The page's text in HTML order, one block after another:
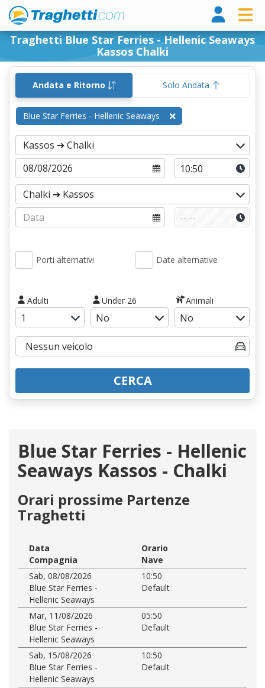
Traghetti Blue Star Ferries - Hellenic Seaways
Kassos Chalki
Andata e Ritorno Solo Andata
Blue Star Ferries - Hellenic Seaways
Porti alternativi Date alternative
Adulti Under 26 Animali
CERCA
Blue Star Ferries - Hellenic
Seaways Kassos - Chalki
Orari prossime Partenze
Traghetti
Data
Orario
Compagnia
Nave
Sab, 08/08/2026
10:50
Blue Star Ferries -
Hellenic Seaways
Default
Mar, 11/08/2026
05:50
Blue Star Ferries -
Hellenic Seaways
Default
Sab, 15/08/2026
10:50
Blue Star Ferries -
Hellenic Seaways
Default